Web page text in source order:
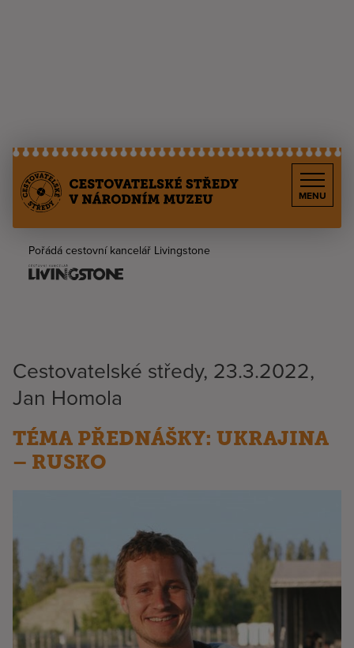
MENU
Pořádá cestovní kancelář Livingstone
Cestovatelské středy, 23.3.2022,
Jan Homola
TÉMA PŘEDNÁŠKY: UKRAJINA
– RUSKO